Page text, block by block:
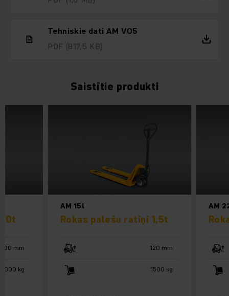
Tehniskie dati AM V05
PDF (817,5 KB)
Saistītie produkti
AM 15l
Rokas palešu ratiņi 1,5t
120 mm
1500 kg
AM
mm
1000 kg